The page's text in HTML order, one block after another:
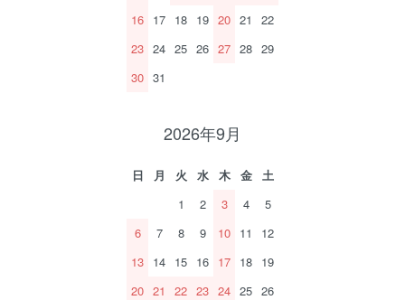
16 17 18 19 20 21
22
23 24 25 26 27 28 29
30 31
2026年9月
日 月 火 水 木 金
土
1
2 3 4
5
6
7 8 9 10 11
12
13 14 15 16 17 18 19
20 21 22 23 24 25 26